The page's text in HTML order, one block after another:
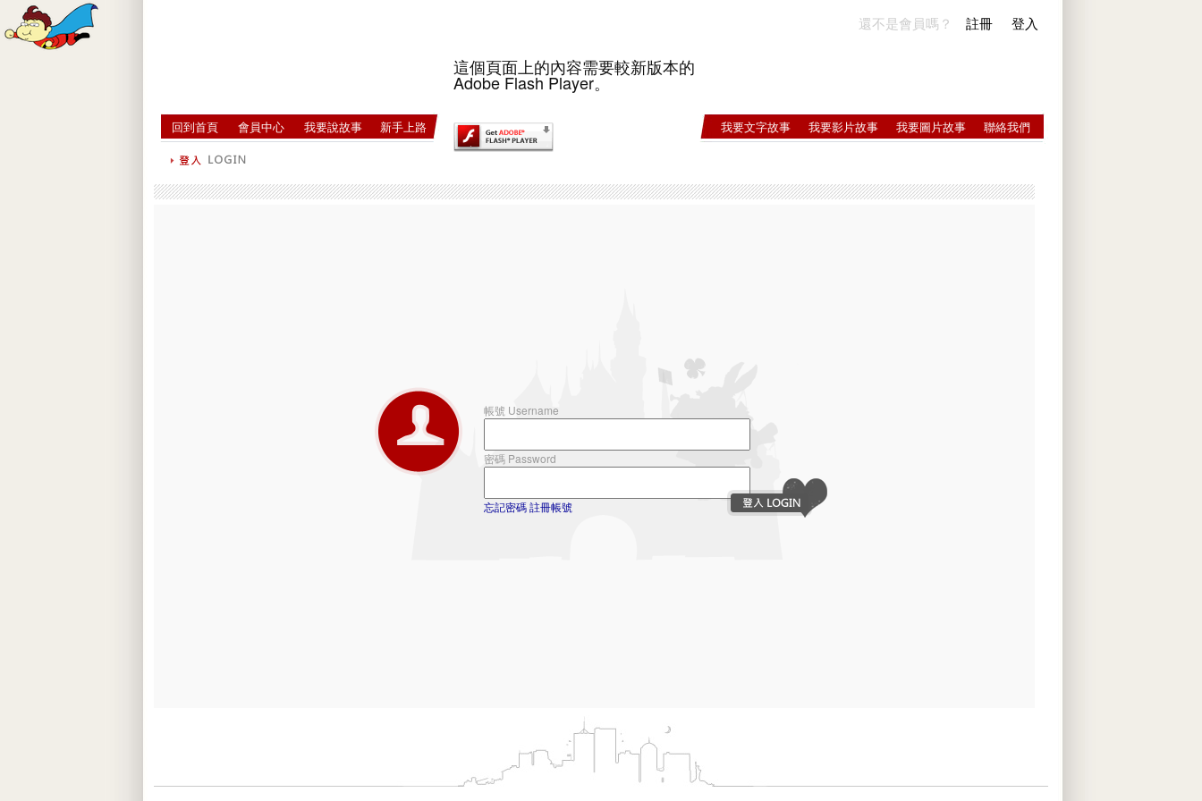
還不是會員嗎？ 註冊 登入
這個頁面上的內容需要較新版本的
Adobe Flash Player。
回到首頁 會員中心 我要說故事 新手上路 我要文字故事 我要影片故事 我要圖片故事 聯絡我們
帳號 Username
密碼 Password
忘記密碼註冊帳號